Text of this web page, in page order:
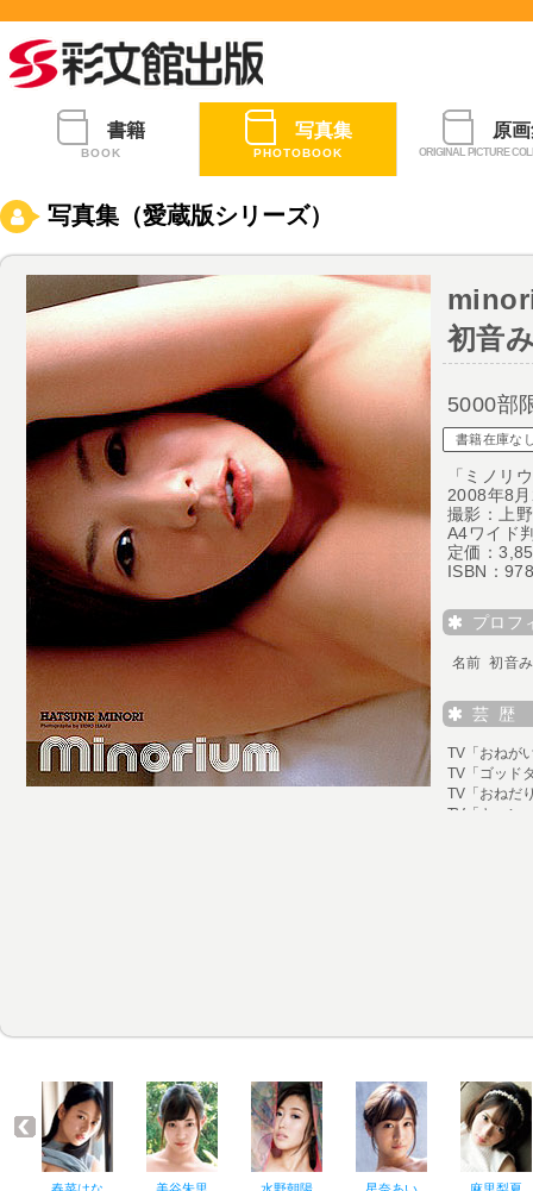
書籍
BOOK
写真集
PHOTOBOOK
原
ORIGINAL PICTURE
写真集（愛蔵版シリーズ）
初音
5000部
書籍在庫な
「ミノリ
2008年8
撮影：上
A4ワイド
定価：
ISBN：
プロフ
名前 初音
芸 歴